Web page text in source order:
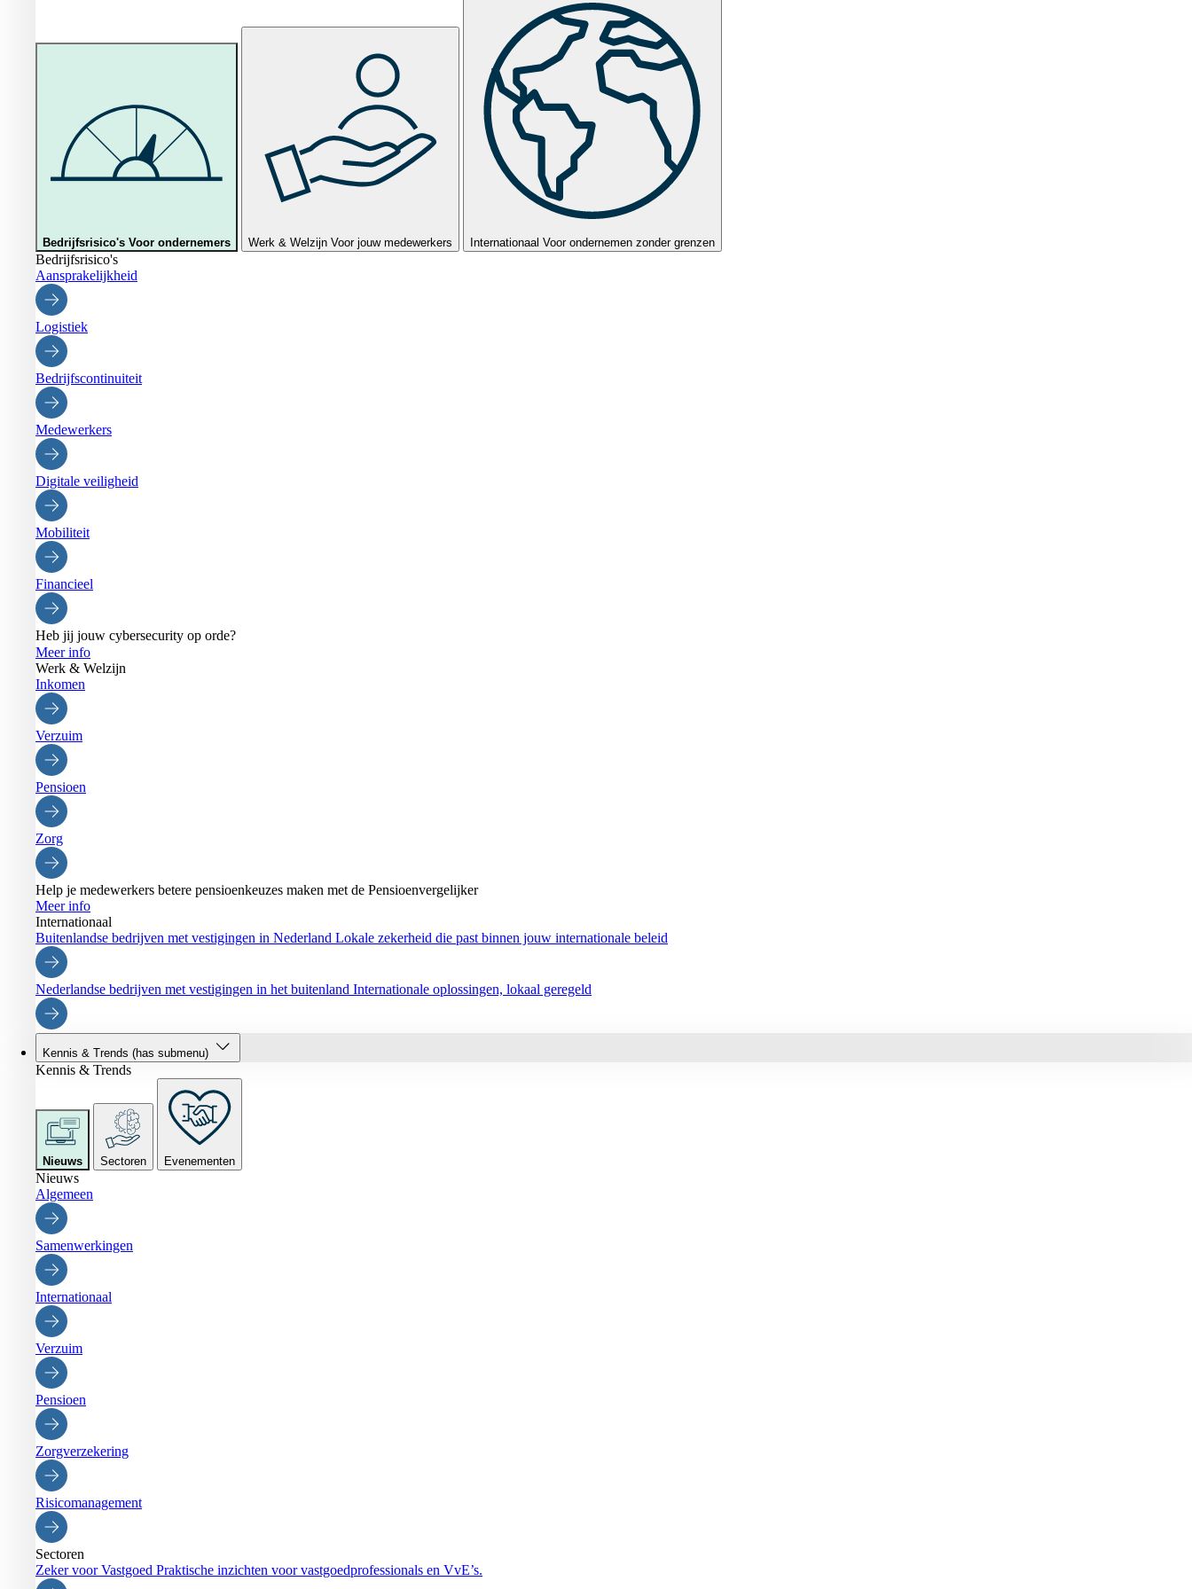
Bedrijfsrisico's Voor ondernemers Werk & Welzijn Voor jouw medewerkers Internationaal Voor ondernemen zonder grenzen
Bedrijfsrisico's
Aansprakelijkheid
Logistiek
Bedrijfscontinuiteit
Medewerkers
Digitale veiligheid
Mobiliteit
Financieel
Heb jij jouw cybersecurity op orde?
Meer info
Werk & Welzijn
Inkomen
Verzuim
Pensioen
Zorg
Help je medewerkers betere pensioenkeuzes maken met de Pensioenvergelijker
Meer info
Internationaal
Buitenlandse bedrijven met vestigingen in Nederland Lokale zekerheid die past binnen jouw internationale beleid
Nederlandse bedrijven met vestigingen in het buitenland Internationale oplossingen, lokaal geregeld
Kennis & Trends (has submenu)
Kennis & Trends
Nieuws Sectoren Evenementen
Nieuws
Algemeen
Samenwerkingen
Internationaal
Verzuim
Pensioen
Zorgverzekering
Risicomanagement
Sectoren
Zeker voor Vastgoed Praktische inzichten voor vastgoedprofessionals en VvE’s.